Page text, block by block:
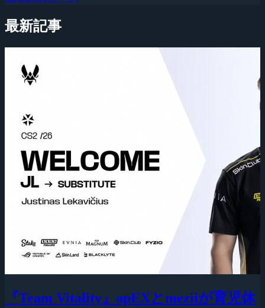
最新記事
『Team Vitality』apEXとmeziiが育児休